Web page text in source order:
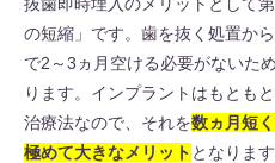
の短縮」です。歯を抜く処置か
で2～3ヵ月空ける必要がないた
ります。インプラントはもとも
治療法なので、それを数ヵ月短
極めて大きなメリット となります